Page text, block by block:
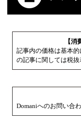
【消
記事内の価格は基本
の記事に関しては税抜
Domaniへのお問い合